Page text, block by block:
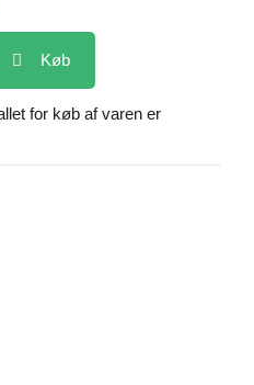
Køb
for køb af varen er